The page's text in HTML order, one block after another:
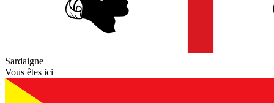
Sardaigne
Vous êtes ici